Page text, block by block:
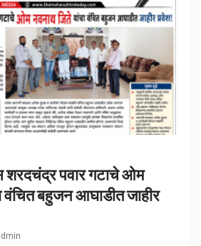
शरदचंद्र पवार गटाचे ओम
वंचित बहुजन आघाडीत जाहीर